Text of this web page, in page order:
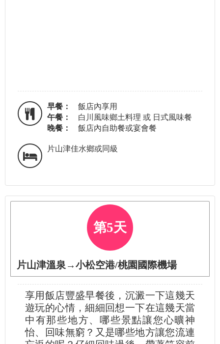
早餐：
飯店內享用
午餐：
白川風味鄉土料理 或 日式風味餐
晚餐：
飯店內自助餐或宴會餐
片山津佳水鄉或同級
第5天
片山津溫泉→小松空港/桃園國際機場
享用飯店豐盛早餐後，沉澱一下這幾天
遊玩的心情，細細回想一下在這幾天當
中有那些地方、哪些景點讓您心曠神
怡、回味無窮？又是哪些地方讓您流連